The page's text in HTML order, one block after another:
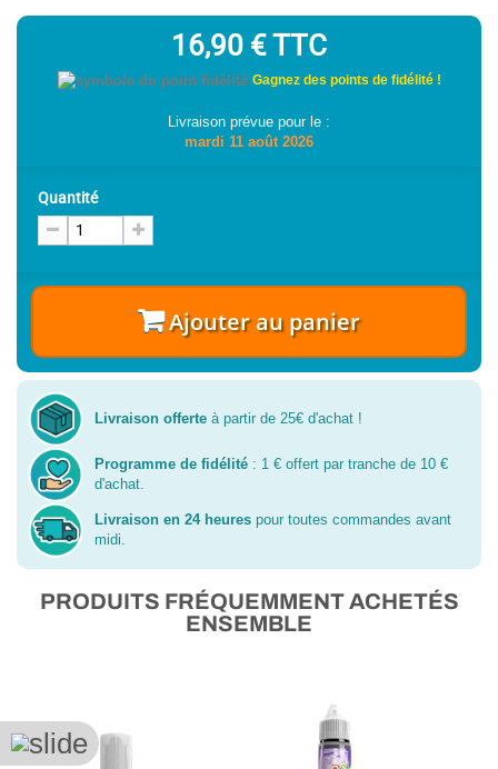
16,90 €TTC
Gagnez des points de fidélité !
Livraison prévue pour le :
mardi 11 août 2026
Quantité
Ajouter au panier
Livraison offerte à partir de 25€ d'achat !
Programme de fidélité : 1 € offert par tranche de 10 €
d'achat.
Livraison en 24 heures pour toutes commandes avant
midi.
PRODUITS FRÉQUEMMENT ACHETÉS
ENSEMBLE